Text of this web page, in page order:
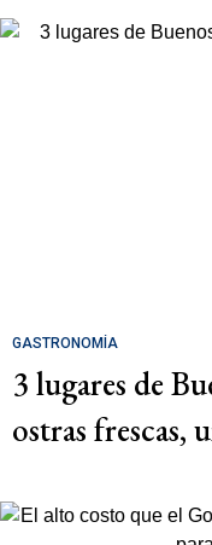
GASTRONOMÍA
3 lugares de
ostras frescas,